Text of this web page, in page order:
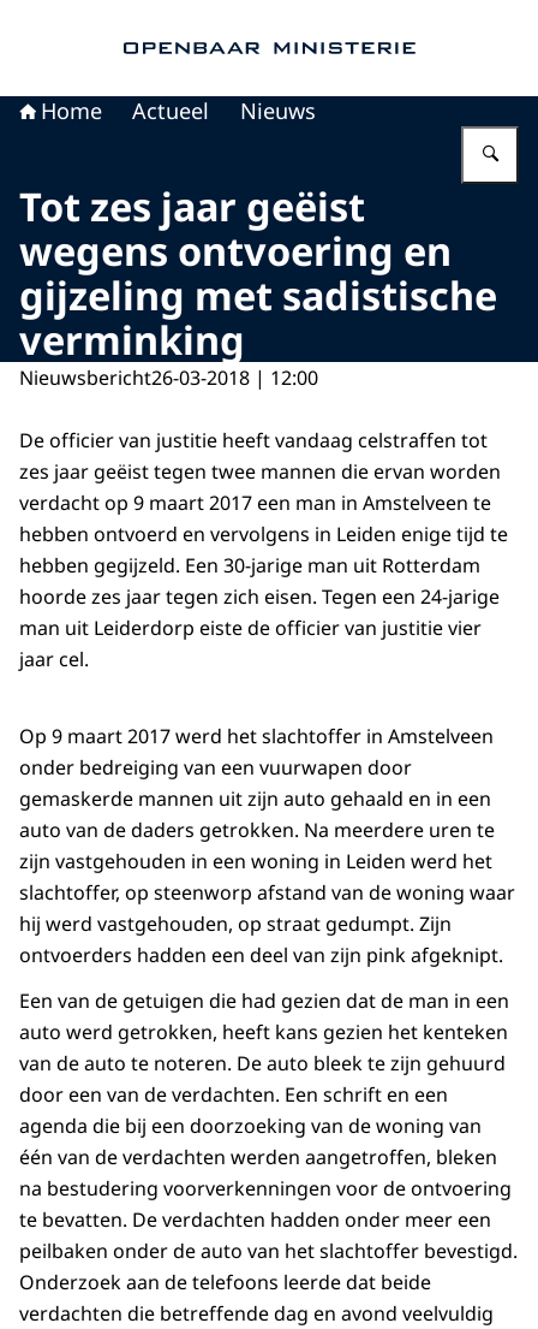
Home Actueel Nieuws
Tot zes jaar geëist
wegens ontvoering en
gijzeling met sadistische
verminking
Nieuwsbericht26-03-2018 | 12:00
De officier van justitie heeft vandaag celstraffen tot
zes jaar geëist tegen twee mannen die ervan worden
verdacht op 9 maart 2017 een man in Amstelveen te
hebben ontvoerd en vervolgens in Leiden enige tijd te
hebben gegijzeld. Een 30-jarige man uit Rotterdam
hoorde zes jaar tegen zich eisen. Tegen een 24-jarige
man uit Leiderdorp eiste de officier van justitie vier
jaar cel.
Op 9 maart 2017 werd het slachtoffer in Amstelveen
onder bedreiging van een vuurwapen door
gemaskerde mannen uit zijn auto gehaald en in een
auto van de daders getrokken. Na meerdere uren te
zijn vastgehouden in een woning in Leiden werd het
slachtoffer, op steenworp afstand van de woning waar
hij werd vastgehouden, op straat gedumpt. Zijn
ontvoerders hadden een deel van zijn pink afgeknipt.
Een van de getuigen die had gezien dat de man in een
auto werd getrokken, heeft kans gezien het kenteken
van de auto te noteren. De auto bleek te zijn gehuurd
door een van de verdachten. Een schrift en een
agenda die bij een doorzoeking van de woning van
één van de verdachten werden aangetroffen, bleken
na bestudering voorverkenningen voor de ontvoering
te bevatten. De verdachten hadden onder meer een
peilbaken onder de auto van het slachtoffer bevestigd.
Onderzoek aan de telefoons leerde dat beide
verdachten die betreffende dag en avond veelvuldig